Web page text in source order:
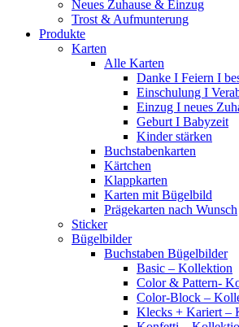
Neues Zuhause & Einzug
Trost & Aufmunterung
Produkte
Karten
Alle Karten
Danke I Feiern I
Einschulung I
Einzug I neues
Geburt I Babyzeit
Kinder stärken
Buchstabenkarten
Kärtchen
Klappkarten
Karten mit Bügelbild
Prägekarten nach Wunsch
Sticker
Bügelbilder
Buchstaben Bügelbilder
Basic – Kollektion
Color & Pattern-
Color-Block –
Klecks + Kariert –